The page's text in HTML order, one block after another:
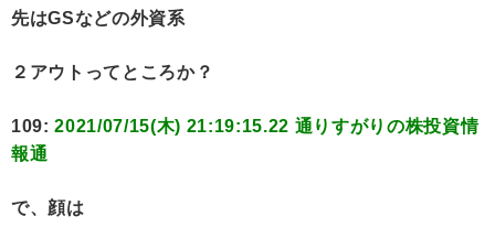
先はGSなどの外資系
２アウトってところか？
109:2021/07/15(木) 21:19:15.22 通りすがりの株投資情
報通
で、顔は